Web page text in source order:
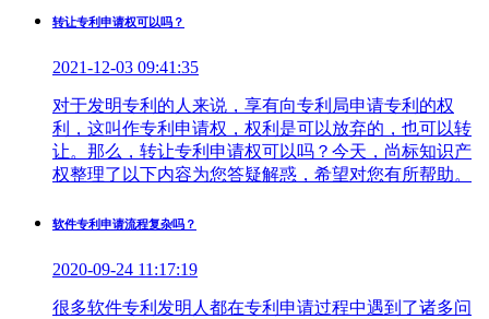
转让专利申请权可以吗？
2021-12-03 09:41:35
对于发明专利的人来说，享有向专利局申请专利的权
利，这叫作专利申请权，权利是可以放弃的，也可以转
让。那么，转让专利申请权可以吗？今天，尚标知识产
权整理了以下内容为您答疑解惑，希望对您有所帮助。
软件专利申请流程复杂吗？
2020-09-24 11:17:19
很多软件专利发明人都在专利申请过程中遇到了诸多问